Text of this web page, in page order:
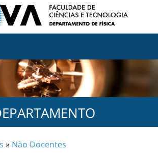
» Não Docentes